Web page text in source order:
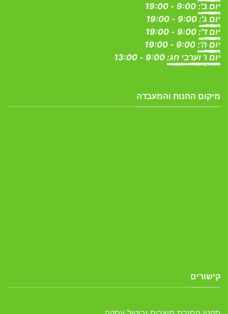
יום ב':
יום ג':
יום ד':
יום ה':
יום ו' וערבי חג:
מיקום החנות והמעבדה
קישורים